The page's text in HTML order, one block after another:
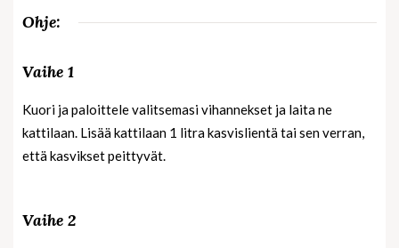
Ohje:
Vaihe 1
Kuori ja paloittele valitsemasi vihannekset ja laita ne
kattilaan. Lisää kattilaan 1 litra kasvislientä tai sen verran,
että kasvikset peittyvät.
Vaihe 2